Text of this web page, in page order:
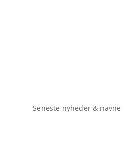
Seneste nyheder & navne